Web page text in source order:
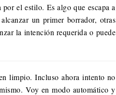
el estilo. Es algo que escapa a
un primer borrador, otras
la intención requerida o puede
limpio. Incluso ahora intento no
Voy en modo automático y